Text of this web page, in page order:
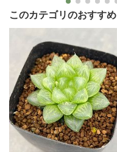
このカテゴリのおすすめ